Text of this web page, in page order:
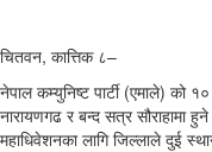
चितवन, कात्तिक ८–
नेपाल कम्युनिष्ट पार्टी (एमाले) को
नारायणगढ र बन्द सत्र
महाधिवेशनका लागि जिल्लाले दुई